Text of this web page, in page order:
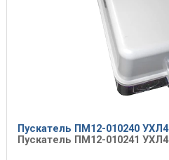
Пускатель ПМ12-010240 УХЛ4
Пускатель ПМ12-010241 УХЛ4